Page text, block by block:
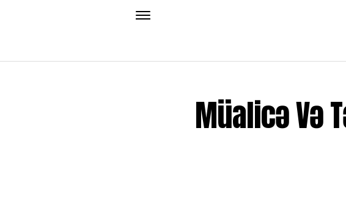
Müalicə Və